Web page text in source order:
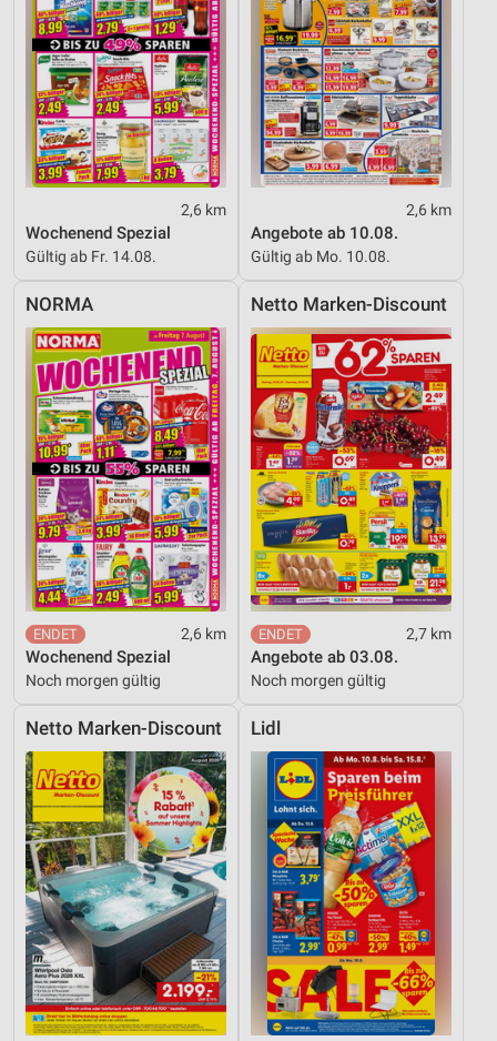
2,6 km
Wochenend Spezial
Gültig ab Fr. 14.08.
2,6 km
Angebote ab 10.08.
Gültig ab Mo. 10.08.
NORMA
2,6 km
Wochenend Spezial
Noch morgen gültig
Netto Marken-Discount
2,7 km
Angebote ab 03.08.
Noch morgen gültig
Netto Marken-Discount Lidl
Inhalten
IAB-Besonderheiten:
Verwendung genauer Standortdaten
Geräte anhand von aktiv angeforderten
Informationen identifizieren
Nicht-IAB-Verarbeitungszwecke:
Performance
Funktional
Werbung